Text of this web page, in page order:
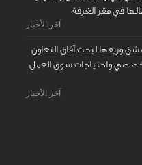
في مقر الغرفة
آخر الأخبار
وريفها لبحث آفاق التعاون
واحتياجات سوق العمل
آخر الأخبار